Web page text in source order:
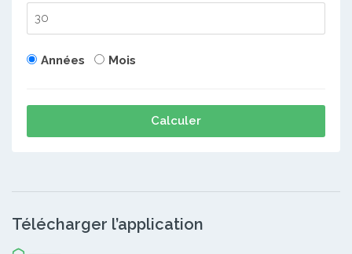
Années Mois
Calculer
Télécharger l’application